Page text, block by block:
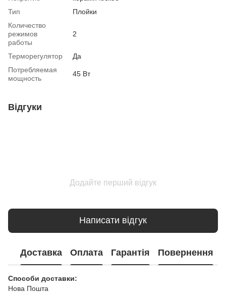
Тип
Плойки
Количество
режимов
работы
2
Терморегулятор
Да
Потребляемая
мощность
45 Вт
Відгуки
Додайте перший відгук
Написати відгук
Доставка Оплата Гарантія Повернення
Способи доставки:
Нова Пошта